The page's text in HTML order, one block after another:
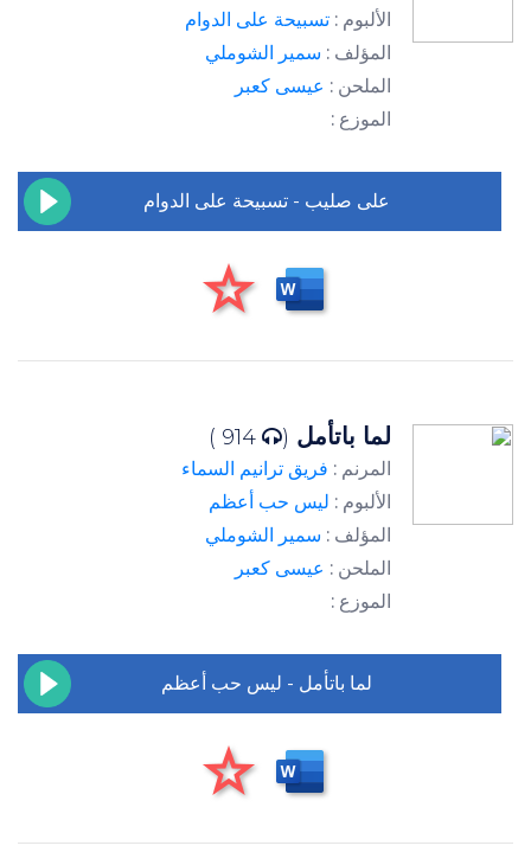
الألبوم : تسبيحة على الدوام
المؤلف : سمير الشوملي
الملحن : عيسى كعبر
الموزع :
على صليب - تسبيحة على الدوام
لما باتأمل (
المرنم : فريق ترانيم السماء
الألبوم : ليس حب أعظم
المؤلف : سمير الشوملي
الملحن : عيسى كعبر
الموزع :
لما باتأمل - ليس حب أعظم